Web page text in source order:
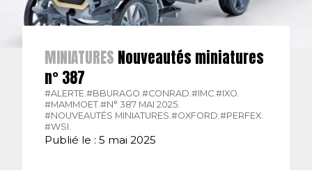
MINIATURES Nouveautés miniatures
n° 387
#ALERTE.#BBURAGO.#CONRAD.#IMC.#IXO.
#MAMMOET.#N° 387 MAI 2025.
#NOUVEAUTÉS MINIATURES.#OXFORD.#PERFEX.
#WSI.
Publié le : 5 mai 2025